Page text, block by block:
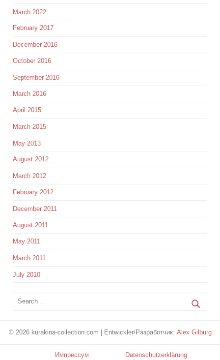
March 2022
February 2017
December 2016
October 2016
September 2016
March 2016
April 2015
March 2015
May 2013
August 2012
March 2012
February 2012
December 2011
August 2011
May 2011
March 2011
July 2010
© 2026 kurakina-collection.com | Entwickler/Разработчик: Alex Gilburg
Импрессум Datenschutzerklärung